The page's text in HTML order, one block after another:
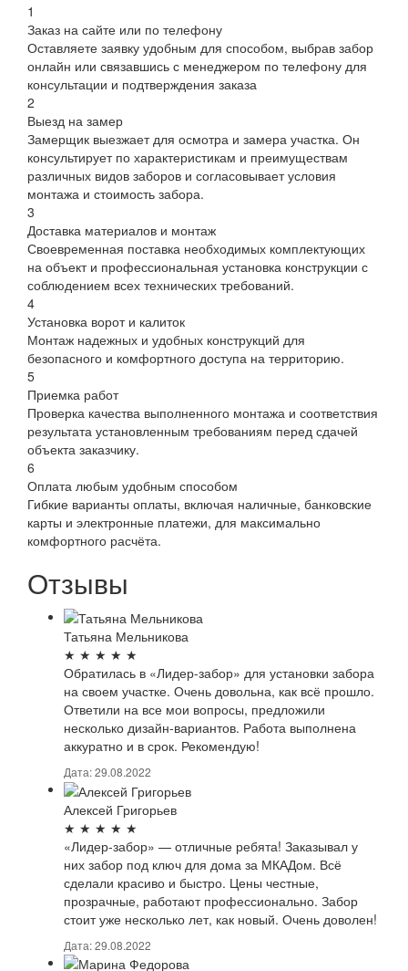
1
Заказ на сайте или по телефону
Оставляете заявку удобным для способом, выбрав забор
онлайн или связавшись с менеджером по телефону для
консультации и подтверждения заказа
2
Выезд на замер
Замерщик выезжает для осмотра и замера участка. Он
консультирует по характеристикам и преимуществам
различных видов заборов и согласовывает условия
монтажа и стоимость забора.
3
Доставка материалов и монтаж
Своевременная поставка необходимых комплектующих
на объект и профессиональная установка конструкции с
соблюдением всех технических требований.
4
Установка ворот и калиток
Монтаж надежных и удобных конструкций для
безопасного и комфортного доступа на территорию.
5
Приемка работ
Проверка качества выполненного монтажа и соответствия
результата установленным требованиям перед сдачей
объекта заказчику.
6
Оплата любым удобным способом
Гибкие варианты оплаты, включая наличные, банковские
карты и электронные платежи, для максимально
комфортного расчёта.
Отзывы
Татьяна Мельникова
★ ★ ★ ★ ★
Обратилась в «Лидер-забор» для установки забора
на своем участке. Очень довольна, как всё прошло.
Ответили на все мои вопросы, предложили
несколько дизайн-вариантов. Работа выполнена
аккуратно и в срок. Рекомендую!
Дата: 29.08.2022
Алексей Григорьев
★ ★ ★ ★ ★
«Лидер-забор» — отличные ребята! Заказывал у
них забор под ключ для дома за МКАДом. Всё
сделали красиво и быстро. Цены честные,
прозрачные, работают профессионально. Забор
стоит уже несколько лет, как новый. Очень доволен!
Дата: 29.08.2022